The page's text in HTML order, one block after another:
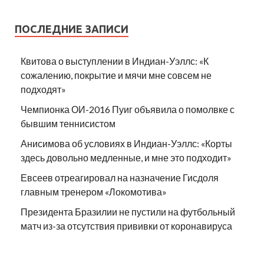
ПОСЛЕДНИЕ ЗАПИСИ
Квитова о выступлении в Индиан-Уэллс: «К
сожалению, покрытие и мячи мне совсем не
подходят»
Чемпионка ОИ-2016 Пуиг объявила о помолвке с
бывшим теннисистом
Анисимова об условиях в Индиан-Уэллс: «Корты
здесь довольно медленные, и мне это подходит»
Евсеев отреагировал на назначение Гисдоля
главным тренером «Локомотива»
Президента Бразилии не пустили на футбольный
матч из-за отсутствия прививки от коронавируса